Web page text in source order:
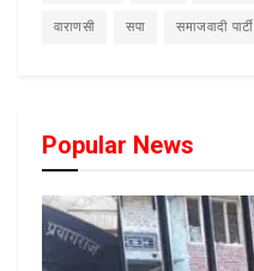
वाराणसी सपा समाजवादी पार्टी
Popular News